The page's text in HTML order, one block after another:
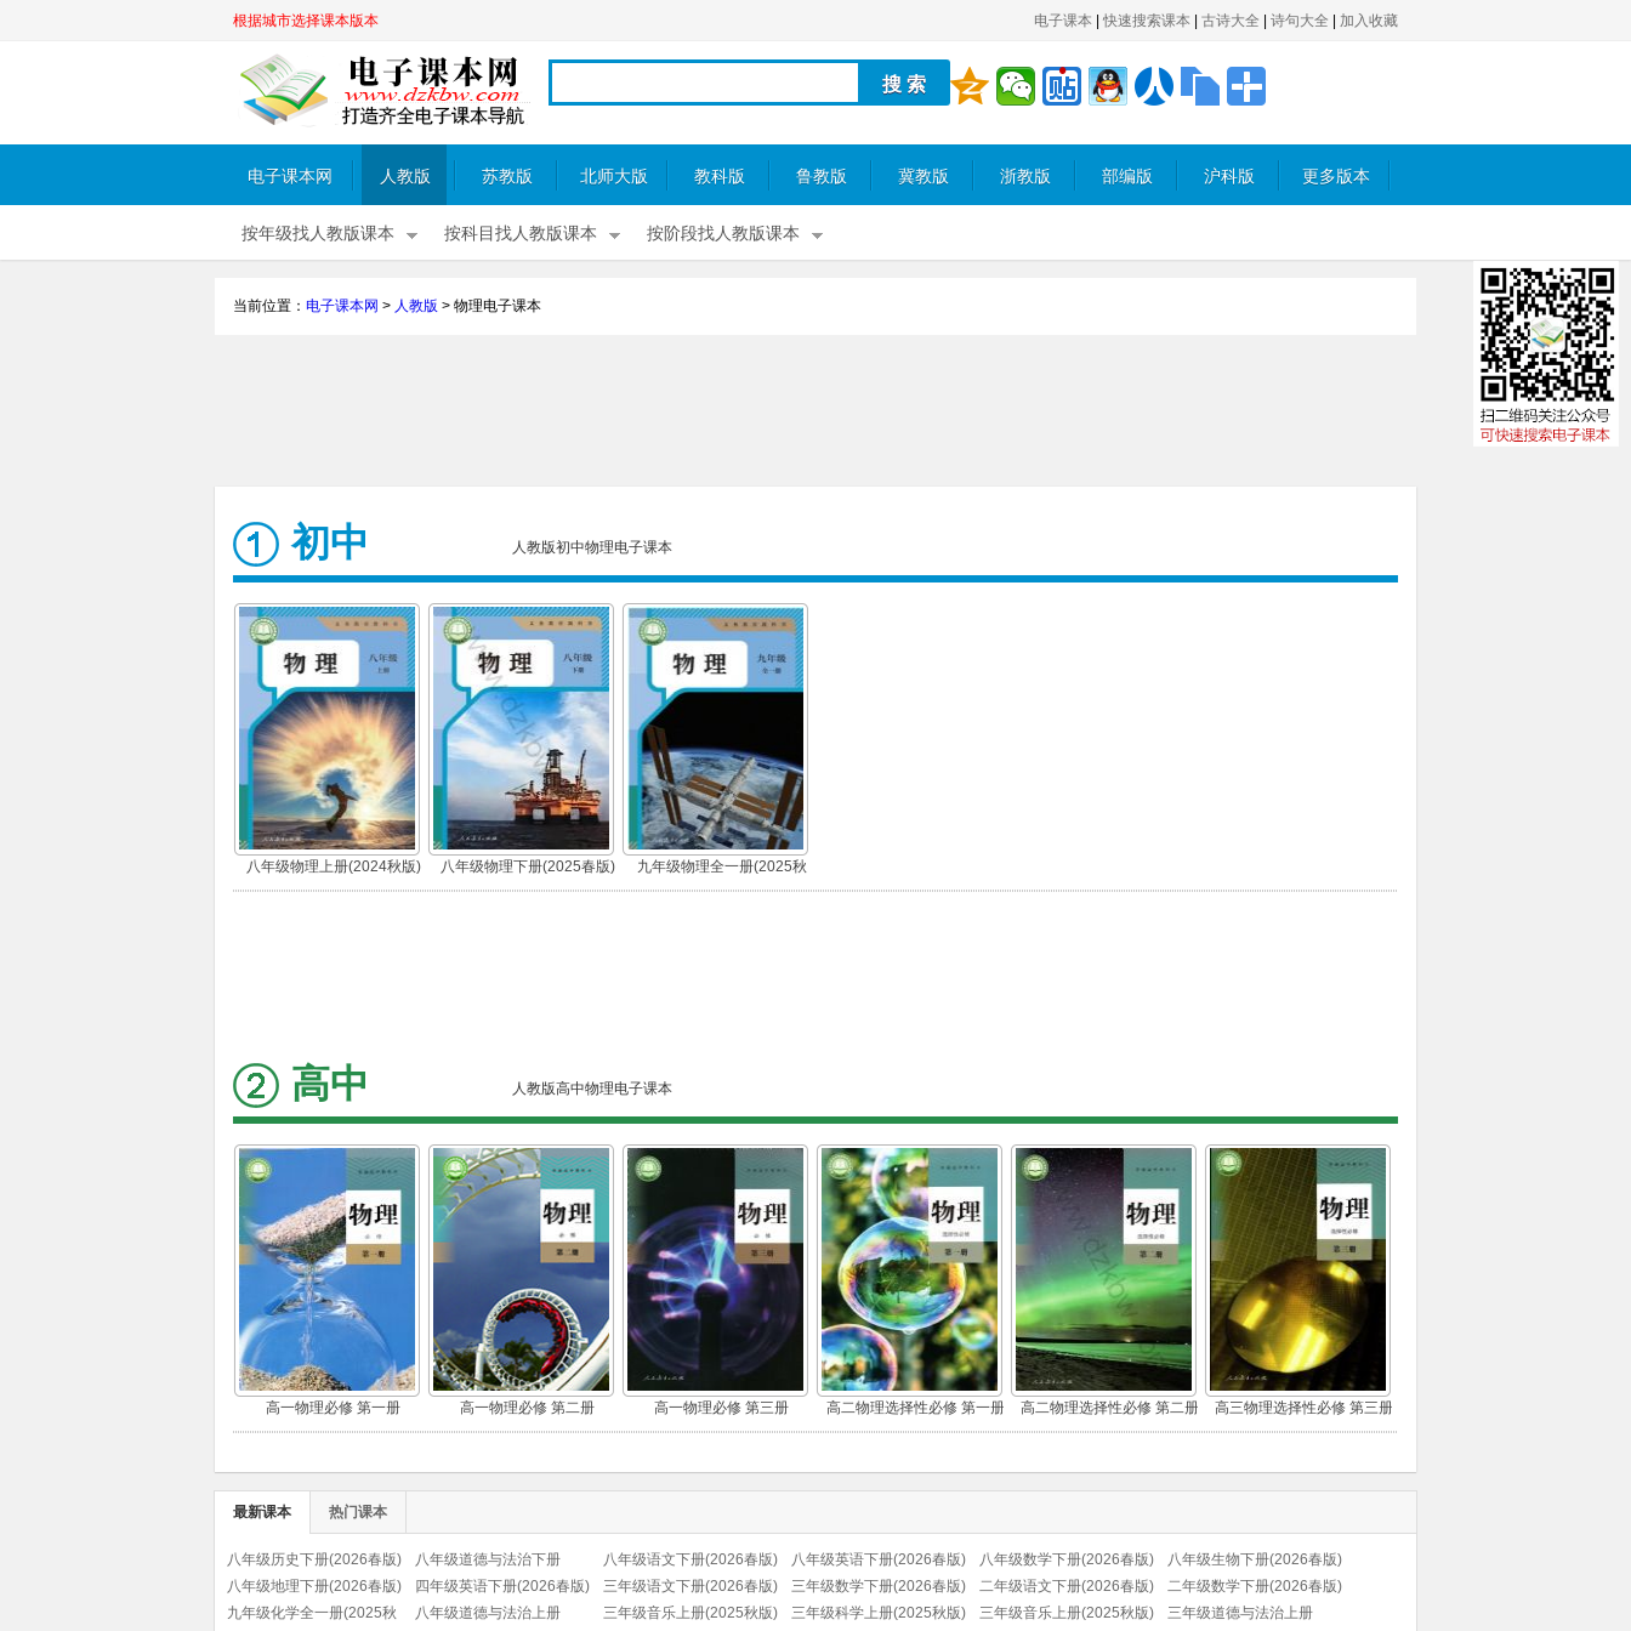
根据城市选择课本版本 电子课本 快速搜索课本 古诗大全 诗句大全 加入收藏
电子课本网 人教版 苏教版 北师大版 教科版 鲁教版 冀教版 浙教版 部编版 沪科版 更多版本
按年级找人教版课本 按科目找人教版课本 按阶段找人教版课本
当前位置： 电子课本网 > 人教版 > 物理电子课本
初中 人教版初中物理电子课本
八年级物理上册(2024秋版) 八年级物理下册(2025春版)
九年级物理全一册(2025秋
版)
高中 人教版高中物理电子课本
高一物理必修 第一册 高一物理必修 第二册 高一物理必修 第三册 高二物理选择性必修 第一册 高二物理选择性必修 第二册 高三物理选择性必修 第三册
最新课本 热门课本
八年级历史下册(2026春版)
(部编版)
八年级道德与法治下册
(2026春版)(部编版)
八年级语文下册(2026春版)
(部编版)
八年级英语下册(2026春版) 八年级数学下册(2026春版)
八年级生物下册(2026春版)
八年级地理下册(2026春版)
四年级英语下册(2026春版)
(PEP)
三年级语文下册(2026春版)
(部编版)
三年级数学下册(2026春版)
二年级语文下册(2026春版)
(部编版)
二年级数学下册(2026春版)
九年级化学全一册(2025秋
八年级道德与法治上册 三年级音乐上册(2025秋版) 三年级科学上册(2025秋版) 三年级音乐上册(2025秋版) 三年级道德与法治上册